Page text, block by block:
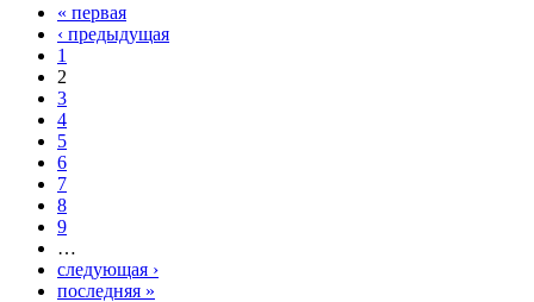
« первая
‹ предыдущая
1
2
3
4
5
6
7
8
9
…
следующая ›
последняя »